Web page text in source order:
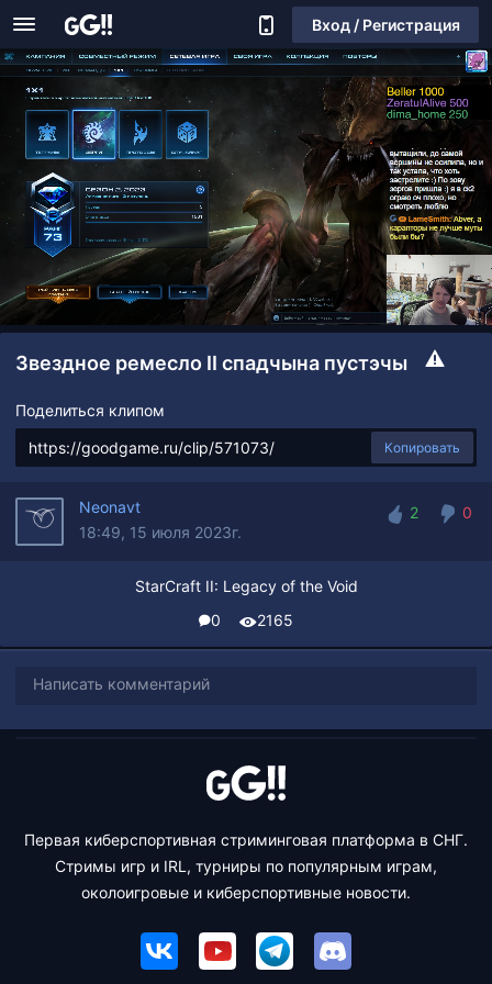
Вход / Регистрация
Звездное ремесло II спадчына пустэчы
Поделиться клипом
Копировать
Neonavt
18:49, 15 июля 2023г.
2
0
StarCraft II: Legacy of the Void
0
2165
Написать комментарий
Первая киберспортивная стриминговая платформа в СНГ.
Стримы игр и IRL, турниры по популярным играм,
околоигровые и киберспортивные новости.